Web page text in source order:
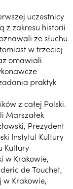
uczestnicy
z zakresu historii
ze słuchu
w trzeciej
omawiali
praktyk
z całej Polski.
Marszałek
Prezydent
Instytut Kultury
Kultury
w Krakowie,
de Touchet,
w Krakowie,